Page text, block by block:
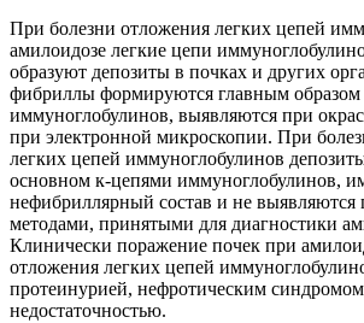
При болезни отложения легких цепей
амилоидозе легкие цепи
образуют депозиты в почках и других
фибриллы формируются главным
иммуноглобулинов, выявляются при
при электронной микроскопии. При
легких цепей иммуноглобулинов
основном к-цепями иммуноглобулинов,
нефибриллярный состав и не выявляются
методами, принятыми для диагностики
Клинически поражение почек при
отложения легких цепей
протеинурией, нефротическим
недостаточностью.